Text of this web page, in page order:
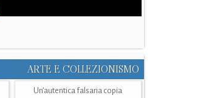
ARTE E COLLEZIONISMO
Un’autentica falsaria copia